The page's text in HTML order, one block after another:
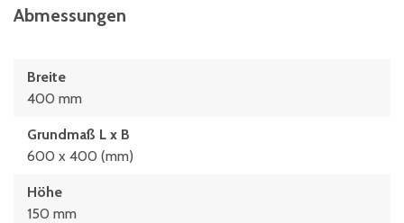
Abmessungen
Breite
400 mm
Grundmaß L x B
600 x 400 (mm)
Höhe
150 mm